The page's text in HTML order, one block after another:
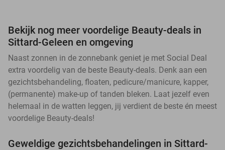
Bekijk nog meer voordelige Beauty-deals in
Sittard-Geleen en omgeving
Naast zonnen in de zonnebank geniet je met Social Deal
extra voordelig van de beste Beauty-deals. Denk aan een
gezichtsbehandeling, floaten, pedicure/manicure, kapper,
(permanente) make-up of tanden bleken. Laat jezelf even
helemaal in de watten leggen, jij verdient de beste én meest
voordelige Beauty-deals!
Geweldige gezichtsbehandelingen in Sittard-